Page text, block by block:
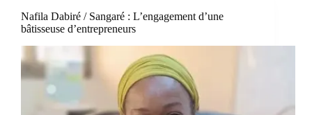
Nafila Dabiré / Sangaré : L’engagement d’une
bâtisseuse d’entrepreneurs